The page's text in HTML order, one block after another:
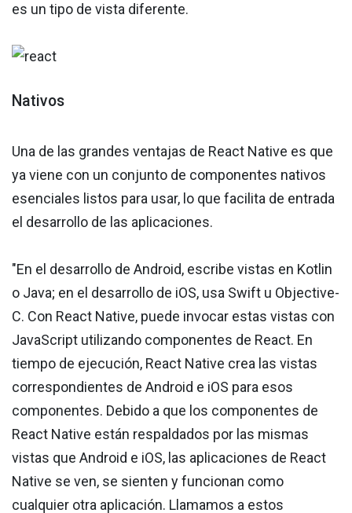
es un tipo de vista diferente.
Nativos
Una de las grandes ventajas de React Native es que
ya viene con un conjunto de componentes nativos
esenciales listos para usar, lo que facilita de entrada
el desarrollo de las aplicaciones.
"En el desarrollo de Android, escribe vistas en Kotlin
o Java; en el desarrollo de iOS, usa Swift u Objective-
C. Con React Native, puede invocar estas vistas con
JavaScript utilizando componentes de React. En
tiempo de ejecución, React Native crea las vistas
correspondientes de Android e iOS para esos
componentes. Debido a que los componentes de
React Native están respaldados por las mismas
vistas que Android e iOS, las aplicaciones de React
Native se ven, se sienten y funcionan como
cualquier otra aplicación. Llamamos a estos